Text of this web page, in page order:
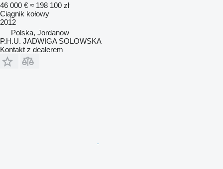
46 000 € ≈ 198 100 zł
Ciągnik kołowy
2012
Polska, Jordanow
P.H.U. JADWIGA SOLOWSKA
Kontakt z dealerem